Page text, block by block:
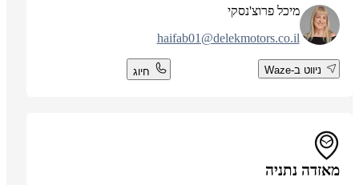
מיכל פרוצ'נסקי
haifab01@delekmotors.co.il
ניווט ב-Waze חיוג
מאזדה נתניה